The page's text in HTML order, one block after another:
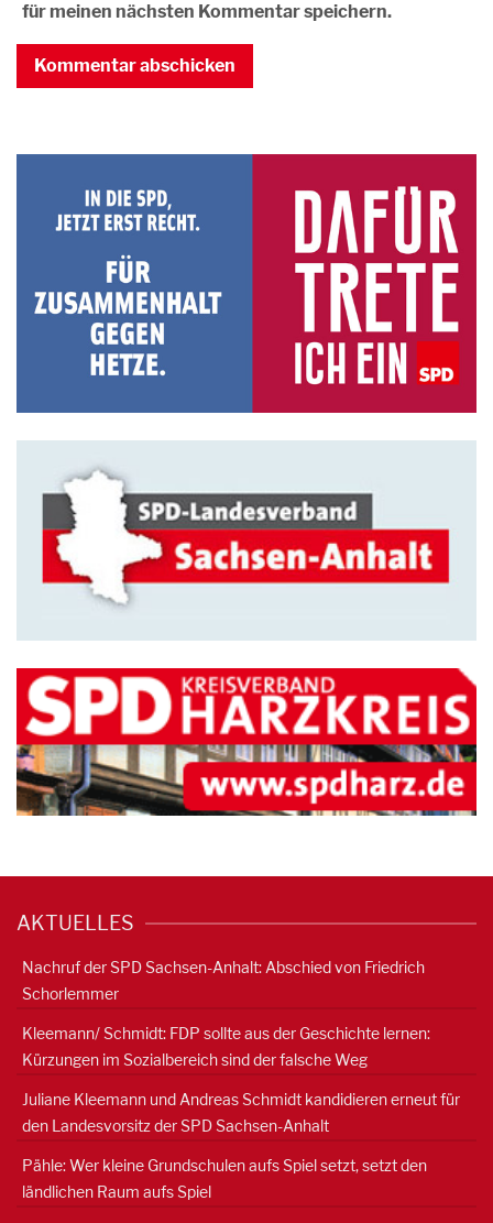
für meinen nächsten Kommentar speichern.
AKTUELLES
Nachruf der SPD Sachsen-Anhalt: Abschied von Friedrich
Schorlemmer
Kleemann/ Schmidt: FDP sollte aus der Geschichte lernen:
Kürzungen im Sozialbereich sind der falsche Weg
Juliane Kleemann und Andreas Schmidt kandidieren erneut für
den Landesvorsitz der SPD Sachsen-Anhalt
Pähle: Wer kleine Grundschulen aufs Spiel setzt, setzt den
ländlichen Raum aufs Spiel